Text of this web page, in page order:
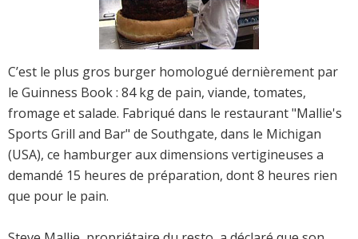
C’est le plus gros burger homologué dernièrement par
le Guinness Book : 84 kg de pain, viande, tomates,
fromage et salade. Fabriqué dans le restaurant "Mallie's
Sports Grill and Bar" de Southgate, dans le Michigan
(USA), ce hamburger aux dimensions vertigineuses a
demandé 15 heures de préparation, dont 8 heures rien
que pour le pain.